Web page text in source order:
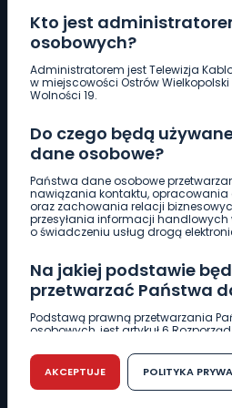
Kto jest
osobowych?
Administratorem jest Telewizja
w miejscowości Ostrów
Wolności 19.
Do czego będą
dane osobowe?
Państwa dane osobowe
nawiązania kontaktu, opracowania
oraz zachowania relacji
przesyłania informacji
o świadczeniu usług drogą
Na jakiej podstawie
przetwarzać Państwa
Podstawą prawną przetwarzania
osobowych, jest artykuł 6
r. w sprawie ochrony osób fizycznych
przetwarzaniem danych osobowych
swobodnego przepływu takich
dyrektywy 95/46/WE (RODO).
AKCEPTUJE POLITYKA
Pobierz logotyp
661 997 997
REDAKCJA
62 735 22 22
DZIAŁ REKLAMY
62 735 01 85
WIADOMOŚCI
CIEKAWOSTKI